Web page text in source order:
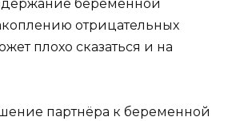
беременной
отрицательных
плохо сказаться и на
партнёра к беременной